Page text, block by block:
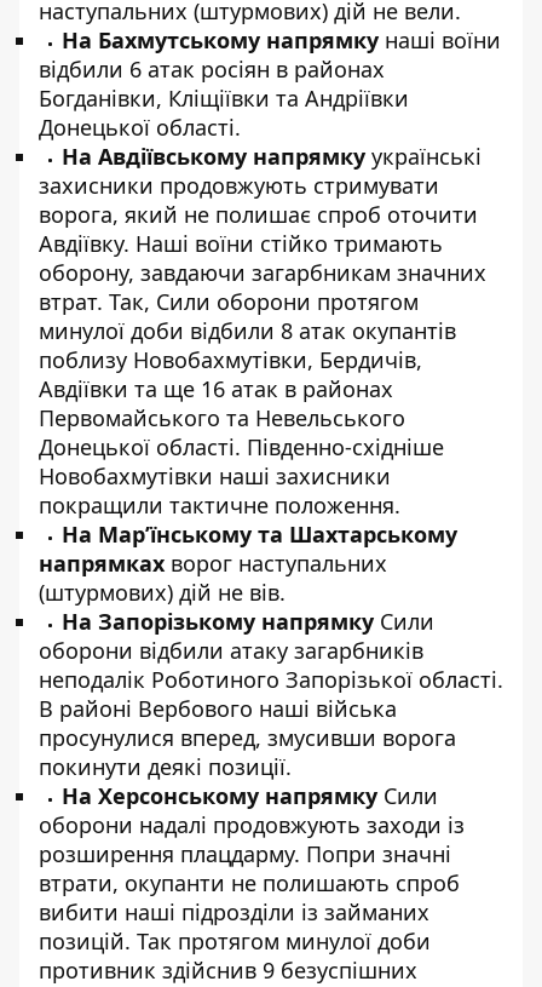
наступальних (штурмових) дій не вели.
На Бахмутському напрямку наші воїни
відбили 6 атак росіян в районах
Богданівки, Кліщіївки та Андріївки
Донецької області.
На Авдіївському напрямку українські
захисники продовжують стримувати
ворога, який не полишає спроб оточити
Авдіївку. Наші воїни стійко тримають
оборону, завдаючи загарбникам значних
втрат. Так, Сили оборони протягом
минулої доби відбили 8 атак окупантів
поблизу Новобахмутівки, Бердичів,
Авдіївки та ще 16 атак в районах
Первомайського та Невельського
Донецької області. Південно-східніше
Новобахмутівки наші захисники
покращили тактичне положення.
На Мар’їнському та Шахтарському
напрямках ворог наступальних
(штурмових) дій не вів.
На Запорізькому напрямку Сили
оборони відбили атаку загарбників
неподалік Роботиного Запорізької області.
В районі Вербового наші війська
просунулися вперед, змусивши ворога
покинути деякі позиції.
На Херсонському напрямку Сили
оборони надалі продовжують заходи із
розширення плацдарму. Попри значні
втрати, окупанти не полишають спроб
вибити наші підрозділи із займаних
позицій. Так протягом минулої доби
противник здійснив 9 безуспішних